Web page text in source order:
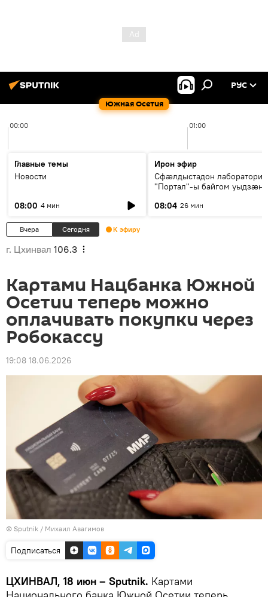
Южная Осетия
РУС
00:00 01:00
Главные темы
Новости
08:00 4 мин
Ирон эфир
Сфæлдыстадон лаборатори
"Портал"-ы байгом уыдзæн
Æхсары куыстыты равдыст
08:04 26 мин
Вчера Сегодня К эфиру
г. Цхинвал 106.3
Картами Нацбанка Южной
Осетии теперь можно
оплачивать покупки через
Робокассу
19:08 18.06.2026
© Sputnik / Михаил Авагимов
Подписаться
ЦХИНВАЛ, 18 июн – Sputnik. Картами